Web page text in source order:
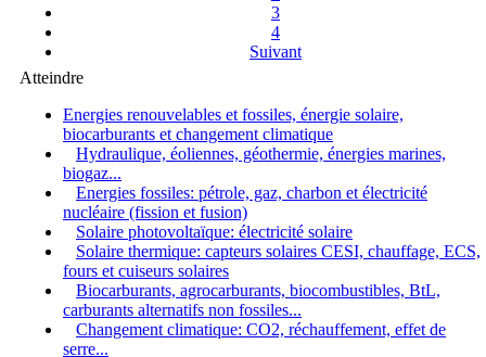
3
4
Suivant
Atteindre
Energies renouvelables et fossiles, énergie solaire,
biocarburants et changement climatique
Hydraulique, éoliennes, géothermie, énergies marines,
biogaz...
Energies fossiles: pétrole, gaz, charbon et électricité
nucléaire (fission et fusion)
Solaire photovoltaïque: électricité solaire
Solaire thermique: capteurs solaires CESI, chauffage, ECS,
fours et cuiseurs solaires
Biocarburants, agrocarburants, biocombustibles, BtL,
carburants alternatifs non fossiles...
Changement climatique: CO2, réchauffement, effet de
serre...